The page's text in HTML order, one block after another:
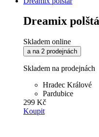
Dreamix
Skladem online
a na 2 prodejnách
Skladem na prodejnách
Hradec Králové
Pardubice
299 Kč
Koupit